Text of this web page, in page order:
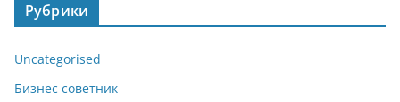
Рубрики
Uncategorised
Бизнес советник